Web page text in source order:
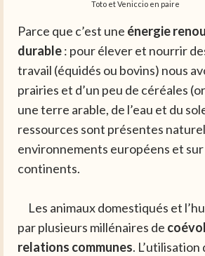
Toto et Veniccio en paire
Parce que c’est une énergie
durable: pour élever et nourrir
travail (équidés ou bovins) nous
prairies et d’un peu de céréales
une terre arable, de l’eau et du
ressources sont présentes
environnements européens et
continents.
Les animaux domestiqués et
par plusieurs millénaires de
relations communes.